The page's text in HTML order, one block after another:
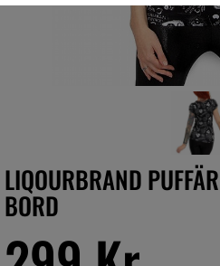
LIQOURBRAND
BORD